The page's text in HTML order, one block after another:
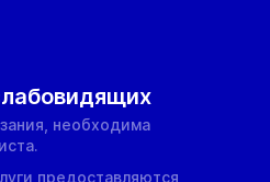
необходима
предоставляются